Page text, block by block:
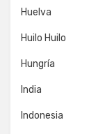
Huelva
Huilo Huilo
Hungría
India
Indonesia